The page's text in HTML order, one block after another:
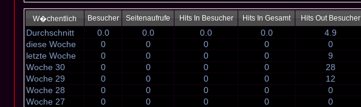
W�chentlich Besucher Seitenaufrufe Hits In Besucher Hits In Gesamt Hits Out Besucher
Durchschnitt 0.0 0.0 0.0 0.0 4.9
diese Woche
0 0 0 0 0
letzte Woche
0 0 0 0 9
Woche 30
0 0 0 0 28
Woche 29
0 0 0 0 12
Woche 28
0 0 0 0 0
Woche 27
0 0 0 0 0